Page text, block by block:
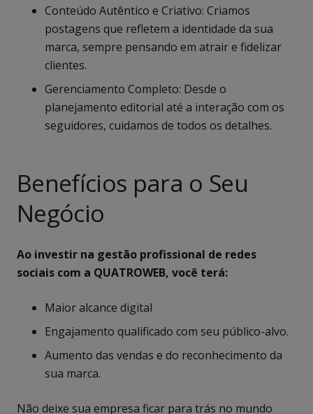
Conteúdo Autêntico e Criativo: Criamos
postagens que refletem a identidade da sua
marca, sempre pensando em atrair e fidelizar
clientes.
Gerenciamento Completo: Desde o
planejamento editorial até a interação com os
seguidores, cuidamos de todos os detalhes.
Benefícios para o Seu
Negócio
Ao investir na gestão profissional de redes
sociais com a QUATROWEB, você terá:
Maior alcance digital
Engajamento qualificado com seu público-alvo.
Aumento das vendas e do reconhecimento da
sua marca.
Não deixe sua empresa ficar para trás no mundo